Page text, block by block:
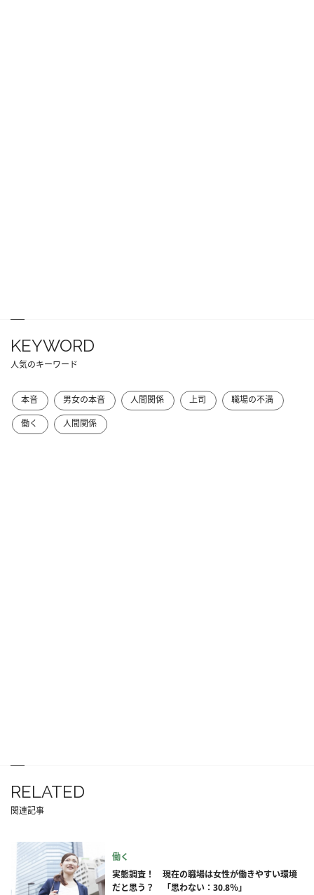
KEYWORD
人気のキーワード
本音 男女の本音 人間関係 上司
職場の不満
働く
人間関係
RELATED
関連記事
働く
実態調査！ 現在の職場は女性が働きやすい環境
だと思う？ 「思わない：30.8％」